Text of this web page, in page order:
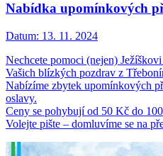
Nabídka upomínkových
Datum: 13. 11. 2024
Nechcete pomoci (nejen)
Vašich blízkých pozdrav z
Nabízíme zbytek upomínkových
oslavy.
Ceny se pohybují od 50 Kč do
Volejte pište – domluvíme se na